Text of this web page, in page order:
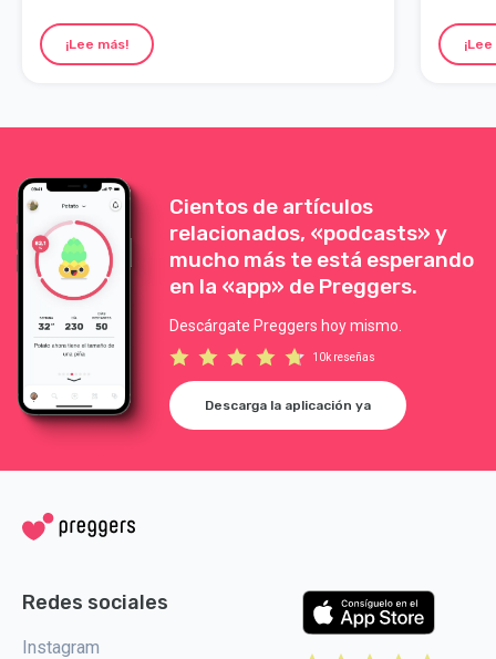
no es el momento. Aquí tienes algunos trucos
para mantenerlo en secreto un poco más:
¡Lee más!
que las
Cientos de artículos
relacionados, «podcasts» y
mucho más te está esperando
en la «app» de Preggers.
Descárgate Preggers hoy mismo.
10k reseñas
Descarga la aplicación ya
Redes sociales
Instagram